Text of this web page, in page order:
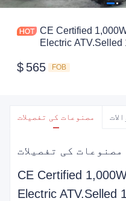
CE Certified
Electric ATV.Selled
$ 565 FOB
مصنوعات کی تفصیلات
مصنوعات کی تفصیلات
CE Certified
Electric ATV.Selled